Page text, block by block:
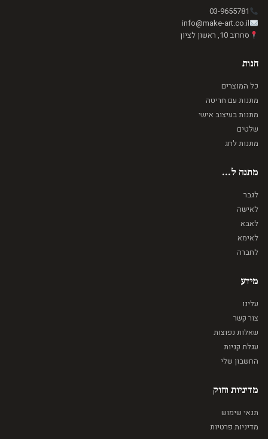
03-9655781
info@make-art.co.il
סחרוב 10, ראשון לציון
חנות
כל המוצרים
מתנות עם חריטה
מתנות בעיצוב אישי
שלטים
מתנות לחג
מתנה ל...
לגבר
לאישה
לאבא
לאימא
לחברה
מידע
עלינו
צור קשר
שאלות נפוצות
עגלת קניות
החשבון שלי
מדיניות וחוק
תנאי שימוש
מדיניות פרטיות